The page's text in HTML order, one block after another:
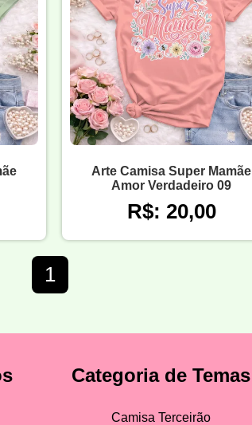
Arte Camisa Super Mamãe
Amor Verdadeiro 09
R$: 20,00
1
Categoria de Temas
Camisa Terceirão